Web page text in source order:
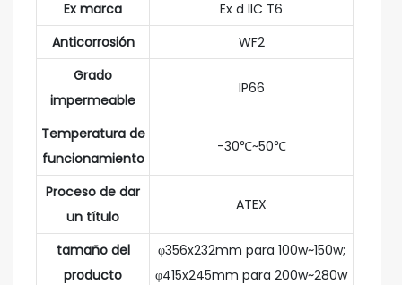
Ex marca
Ex d IIC T6
Anticorrosión
WF2
Grado
impermeable
IP66
Temperatura de
funcionamiento
-30℃~50℃
Proceso de dar
un título
ATEX
tamaño del
producto
φ356x232mm para 100w~150w;
φ415x245mm para 200w~280w